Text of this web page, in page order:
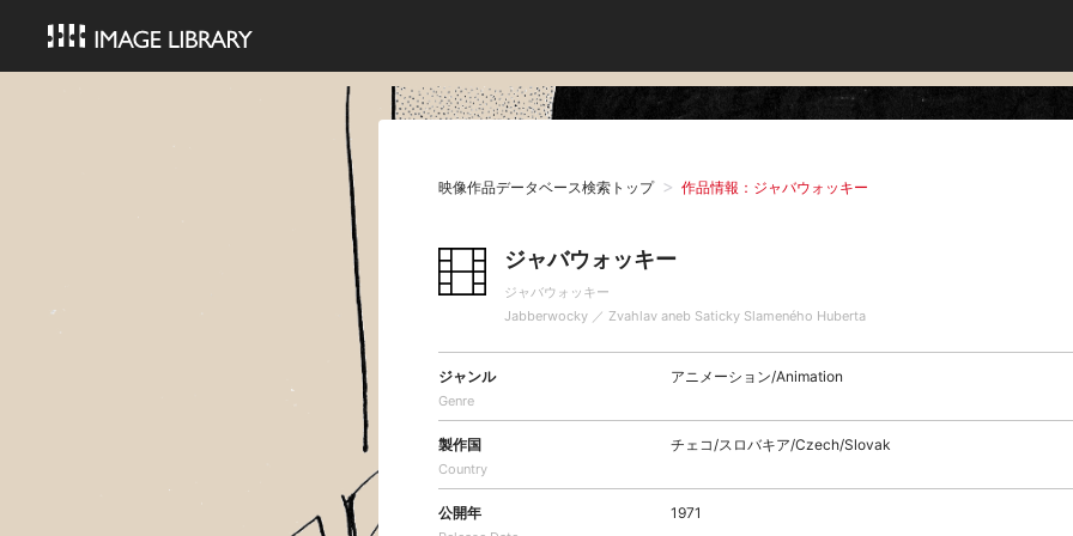
映像作品データベース検索トップ 作品情報：ジャバウォッキー
ジャバウォッキー
ジャバウォッキー
Jabberwocky ／ Zvahlav aneb Saticky Slameného Huberta
ジャンル
Genre
アニメーション/Animation
製作国
Country
チェコ/スロバキア/Czech/Slovak
公開年 1971